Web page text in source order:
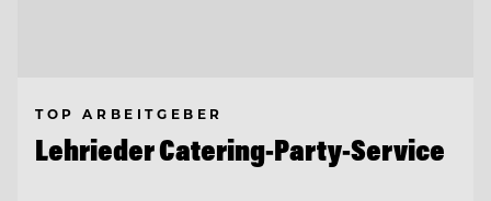
TOP ARBEITGEBER
Lehrieder Catering-Party-Service